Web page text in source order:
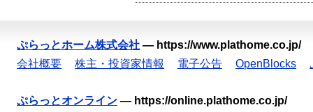
ぷらっとホーム株式会社 — https://www.plathome.co.jp/
会社概要
株主・投資家情報 電子公告 OpenBlocks
ぷらっとオンライン — https://online.plathome.co.jp/